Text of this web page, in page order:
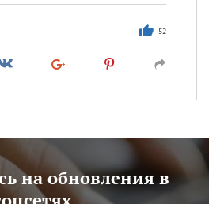
52
на обновления в